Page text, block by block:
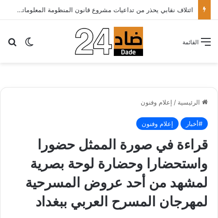
الأطباء الخواص يدعون أخنوش لتطبيق شعار الدولة الاجتماعية بتقليص كلفة العلاج على المرضى…
الوضع القائمة
الرئيسية / إعلام وفنون
#أخبار إعلام وفنون
قراءة في صورة الممثل حضورا
واستحضارا وحضارة لوحة بصرية
لمشهد من أحد عروض المسرحية
لمهرجان المسرح العربي ببغداد